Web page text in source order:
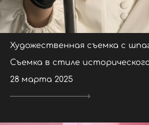
Художественная съемка с
Съемка в стиле
28 марта 2025